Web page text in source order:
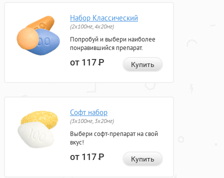
Набор Классический
(2x100мг, 4x20мг)
Попробуй и выбери наиболее
понравившийся препарат.
от 117Р Купить
Софт набор
(3x100мг, 3x20мг)
Выбери софт-препарат на свой
вкус!
от 117Р Купить